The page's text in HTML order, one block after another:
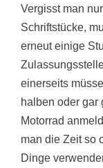
Vergisst man
Schriftstücke,
erneut einige
einerseits
halben oder gar
Motorrad
man die Zeit so
Dinge